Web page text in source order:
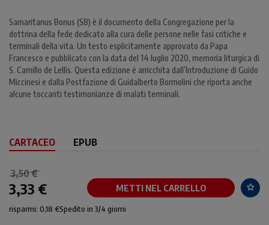
Samaritanus Bonus (SB) è il documento della Congregazione per la
dottrina della fede dedicato alla cura delle persone nelle fasi critiche e
terminali della vita. Un testo esplicitamente approvato da Papa
Francesco e pubblicato con la data del 14 luglio 2020, memoria liturgica di
S. Camillo de Lellis. Questa edizione è arricchita dall’Introduzione di Guido
Miccinesi e dalla Postfazione di Guidalberto Bormolini che riporta anche
alcune toccanti testimonianze di malati terminali.
CARTACEO EPUB
3,50 €
3,33 € METTI NEL CARRELLO
risparmi: 0,18 €Spedito in 3/4 giorni